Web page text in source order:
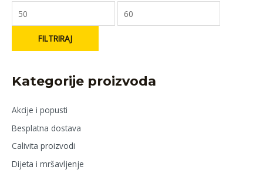
FILTRIRAJ
Kategorije proizvoda
Akcije i popusti
Besplatna dostava
Calivita proizvodi
Dijeta i mršavljenje